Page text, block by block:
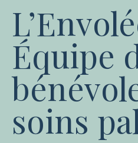
Équipe
soins